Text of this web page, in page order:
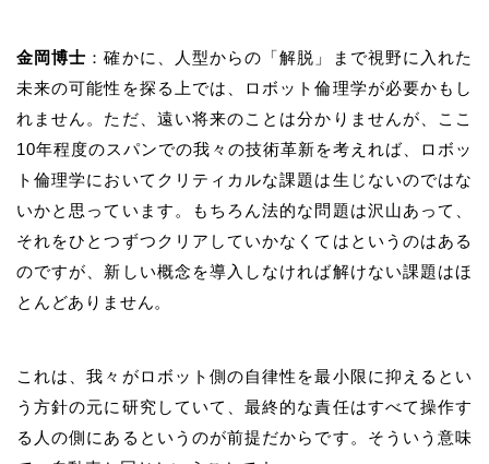
金岡博士 ：確かに、人型からの「解脱」まで視野に入れた
未来の可能性を探る上では、ロボット倫理学が必要かもし
れません。ただ、遠い将来のことは分かりませんが、ここ
10年程度のスパンでの我々の技術革新を考えれば、ロボッ
ト倫理学においてクリティカルな課題は生じないのではな
いかと思っています。もちろん法的な問題は沢山あって、
それをひとつずつクリアしていかなくてはというのはある
のですが、新しい概念を導入しなければ解けない課題はほ
とんどありません。
これは、我々がロボット側の自律性を最小限に抑えるとい
う方針の元に研究していて、最終的な責任はすべて操作す
る人の側にあるというのが前提だからです。そういう意味